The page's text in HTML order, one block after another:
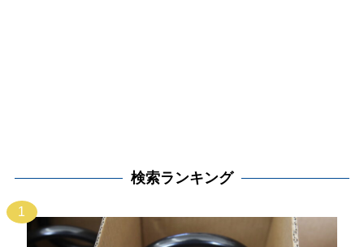
検索ランキング
1